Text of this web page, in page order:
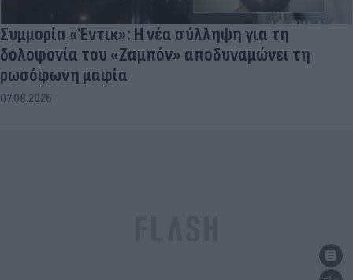
Συμμορία «Έντικ»: Η νέα σύλληψη για τη
δολοφονία του «Ζαμπόν» αποδυναμώνει τη
ρωσόφωνη μαφία
07.08.2026